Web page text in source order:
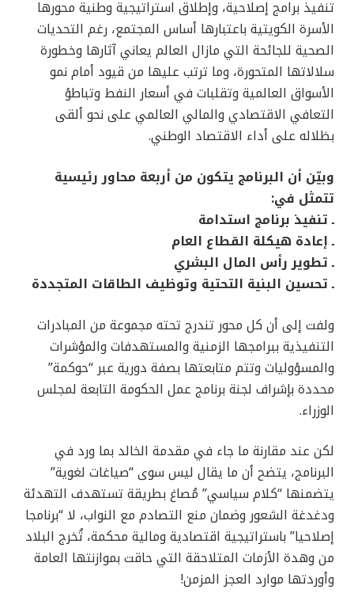
تنفيذ برامج إصلاحية، وإطلاق استراتيجية وطنية محورها
الأسرة الكويتية باعتبارها أساس المجتمع، رغم التحديات
الصحية للجائحة التي مازال العالم يعاني آثارها وخطورة
سلالاتها المتحورة، وما ترتب عليها من قيود أمام نمو
الأسواق العالمية وتقلبات في أسعار النفط وتباطؤ
التعافي الاقتصادي والمالي العالمي على نحو ألقى
بظلاله على أداء الاقتصاد الوطني.
وبيّن أن البرنامج يتكون من أربعة محاور رئيسية
تتمثل في:
ـ تنفيذ برنامج استدامة
ـ إعادة هيكلة القطاع العام
ـ تطوير رأس المال البشري
ـ تحسين البنية التحتية وتوظيف الطاقات المتجددة
ولفت إلى أن كل محور تندرج تحته مجموعة من المبادرات
التنفيذية ببرامجها الزمنية والمستهدفات والمؤشرات
والمسؤوليات وتتم متابعتها بصفة دورية عبر “حوكمة”
محددة بإشراف لجنة برنامج عمل الحكومة التابعة لمجلس
الوزراء.
لكن عند مقارنة ما جاء في مقدمة الخالد بما ورد في
البرنامج، يتضح أن ما يقال ليس سوى “صياغات لغوية”
يتضمنها “كلام سياسي” مُصاغ بطريقة تستهدف التهدئة
ودغدغة الشعور وضمان منع التصادم مع النواب، لا “برنامجا
إصلاحيا” باستراتيجية اقتصادية ومالية محكمة، تُخرج البلاد
من وهدة الأزمات المتلاحقة التي حاقت بموازنتها العامة
وأوردتها موارد العجز المزمن!